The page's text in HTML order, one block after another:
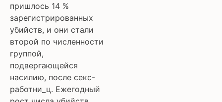
пришлось 14 %
зарегистрированных
убийств, и они стали
второй по численности
группой,
подвергающейся
насилию, после секс-
работни_ц. Ежегодный